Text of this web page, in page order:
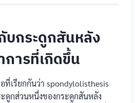
บกระดูกสันหลัง
การที่เกิดขึ้น
ที่เรียกกันว่า spondylolisthesis
ดูกส่วนหนึ่งของกระดูกสันหลัง